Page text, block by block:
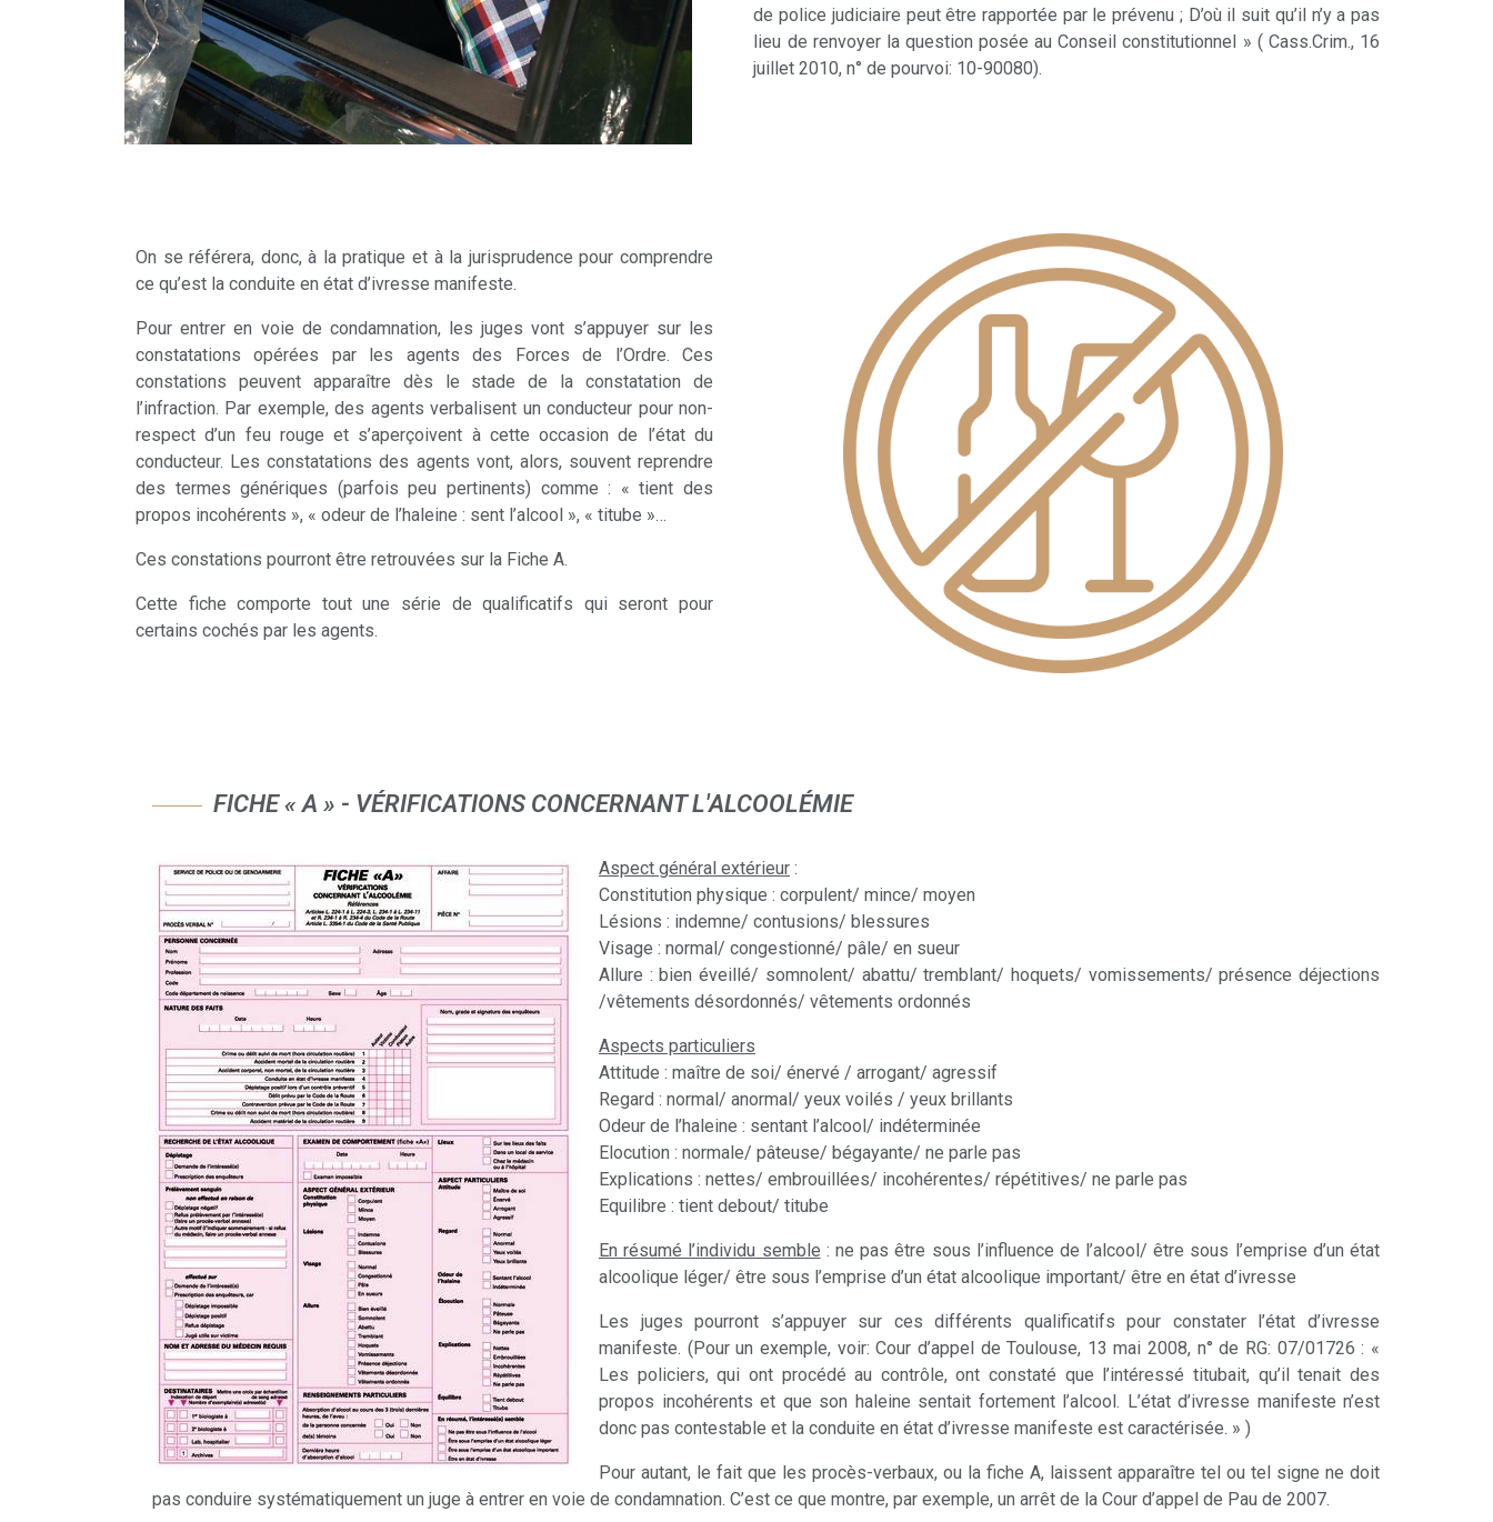
de police judiciaire peut être rapportée par le prévenu ; D’où il suit qu’il n’y a pas
lieu de renvoyer la question posée au Conseil constitutionnel » ( Cass.Crim., 16
juillet 2010, n° de pourvoi: 10-90080).
On se référera, donc, à la pratique et à la jurisprudence pour comprendre
ce qu’est la conduite en état d’ivresse manifeste.
Pour entrer en voie de condamnation, les juges vont s’appuyer sur les
constatations opérées par les agents des Forces de l’Ordre. Ces
constations peuvent apparaître dès le stade de la constatation de
l’infraction. Par exemple, des agents verbalisent un conducteur pour non-
respect d’un feu rouge et s’aperçoivent à cette occasion de l’état du
conducteur. Les constatations des agents vont, alors, souvent reprendre
des termes génériques (parfois peu pertinents) comme : « tient des
propos incohérents », « odeur de l’haleine : sent l’alcool », « titube »…
Ces constations pourront être retrouvées sur la Fiche A.
Cette fiche comporte tout une série de qualificatifs qui seront pour
certains cochés par les agents.
FICHE « A » - VÉRIFICATIONS CONCERNANT L'ALCOOLÉMIE
Aspect général extérieur :
Constitution physique : corpulent/ mince/ moyen
Lésions : indemne/ contusions/ blessures
Visage : normal/ congestionné/ pâle/ en sueur
Allure : bien éveillé/ somnolent/ abattu/ tremblant/ hoquets/ vomissements/ présence déjections
/vêtements désordonnés/ vêtements ordonnés
Aspects particuliers
Attitude : maître de soi/ énervé / arrogant/ agressif
Regard : normal/ anormal/ yeux voilés / yeux brillants
Odeur de l’haleine : sentant l’alcool/ indéterminée
Elocution : normale/ pâteuse/ bégayante/ ne parle pas
Explications : nettes/ embrouillées/ incohérentes/ répétitives/ ne parle pas
Equilibre : tient debout/ titube
En résumé l’individu semble : ne pas être sous l’influence de l’alcool/ être sous l’emprise d’un état
alcoolique léger/ être sous l’emprise d’un état alcoolique important/ être en état d’ivresse
Les juges pourront s’appuyer sur ces différents qualificatifs pour constater l’état d’ivresse
manifeste. (Pour un exemple, voir: Cour d’appel de Toulouse, 13 mai 2008, n° de RG: 07/01726 : «
Les policiers, qui ont procédé au contrôle, ont constaté que l’intéressé titubait, qu’il tenait des
propos incohérents et que son haleine sentait fortement l’alcool. L’état d’ivresse manifeste n’est
donc pas contestable et la conduite en état d’ivresse manifeste est caractérisée. » )
Pour autant, le fait que les procès-verbaux, ou la fiche A, laissent apparaître tel ou tel signe ne doit
pas conduire systématiquement un juge à entrer en voie de condamnation. C’est ce que montre, par exemple, un arrêt de la Cour d’appel de Pau de 2007.